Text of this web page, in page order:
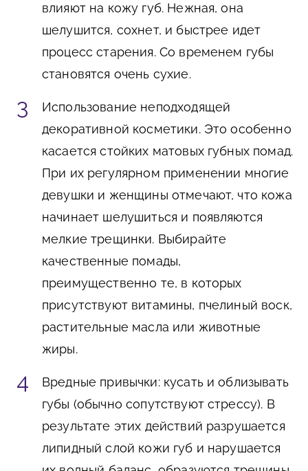
влияют на кожу губ. Нежная, она
шелушится, сохнет, и быстрее идет
процесс старения. Со временем губы
становятся очень сухие.
Использование неподходящей
декоративной косметики. Это особенно
касается стойких матовых губных помад.
При их регулярном применении многие
девушки и женщины отмечают, что кожа
начинает шелушиться и появляются
мелкие трещинки. Выбирайте
качественные помады,
преимущественно те, в которых
присутствуют витамины, пчелиный воск,
растительные масла или животные
жиры.
Вредные привычки: кусать и облизывать
губы (обычно сопутствуют стрессу). В
результате этих действий разрушается
липидный слой кожи губ и нарушается